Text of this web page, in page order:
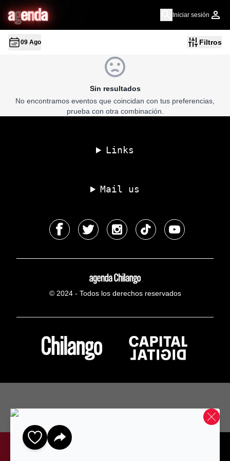
agenda Iniciar sesión
09 Ago Filtros
Sin resultados
No encontramos eventos que coincidan con tus preferencias,
prueba con otra combinación.
Links
Mail us
© 2024 - Todos los derechos reservados
Home